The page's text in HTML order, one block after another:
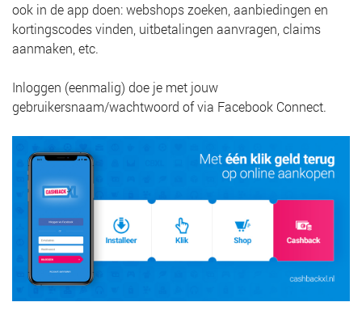
ook in de app doen: webshops zoeken, aanbiedingen en
kortingscodes vinden, uitbetalingen aanvragen, claims
aanmaken, etc.
Inloggen (eenmalig) doe je met jouw
gebruikersnaam/wachtwoord of via Facebook Connect.